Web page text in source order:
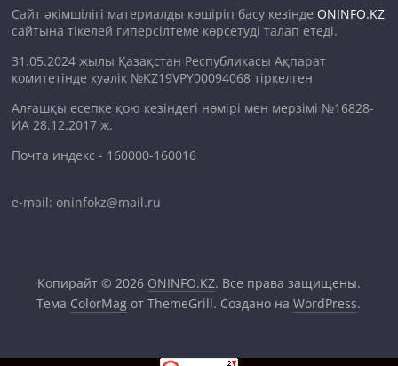
Сайт әкімшілігі материалды көшіріп басу кезінде ONINFO.KZ
сайтына тікелей гиперсілтеме көрсетуді талап етеді.
31.05.2024 жылы Қазақстан Республикасы Ақпарат
комитетінде куәлік №KZ19VPY00094068 тіркелген
Алғашқы есепке қою кезіндегі нөмірі мен мерзімі №16828-
ИА 28.12.2017 ж.
Почта индекс - 160000-160016
e-mail: oninfokz@mail.ru
Копирайт © 2026 ONINFO.KZ. Все права защищены.
Тема ColorMag от ThemeGrill. Создано наWordPress.